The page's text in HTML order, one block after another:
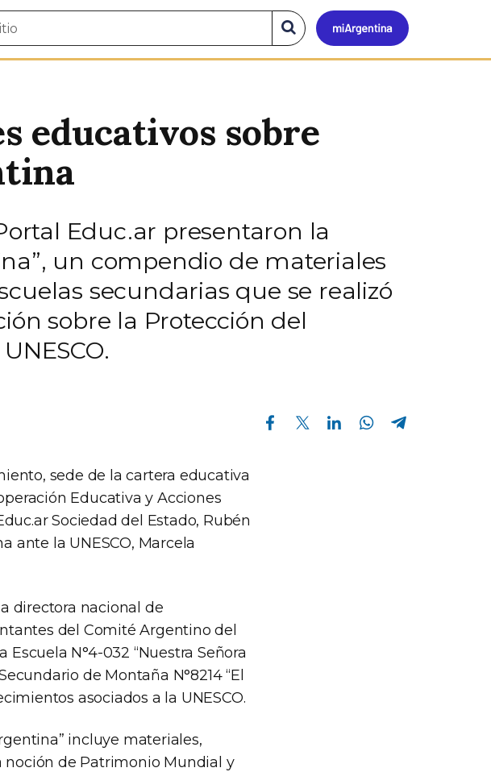
Mi
Buscar
en
el
educativos sobre
Educ.ar presentaron la
un compendio de materiales
secundarias que se realizó
sobre la Protección del
Compartir en Facebook Compartir en Twitter Compartir en Linkedin Compartir en Whatsapp
sede de la cartera educativa
Educativa y Acciones
Sociedad del Estado, Rubén
ante la UNESCO, Marcela
directora nacional de
del Comité Argentino del
N°4-032 “Nuestra Señora
de Montaña N°8214 “El
asociados a la UNESCO.
incluye materiales,
noción de Patrimonio Mundial y